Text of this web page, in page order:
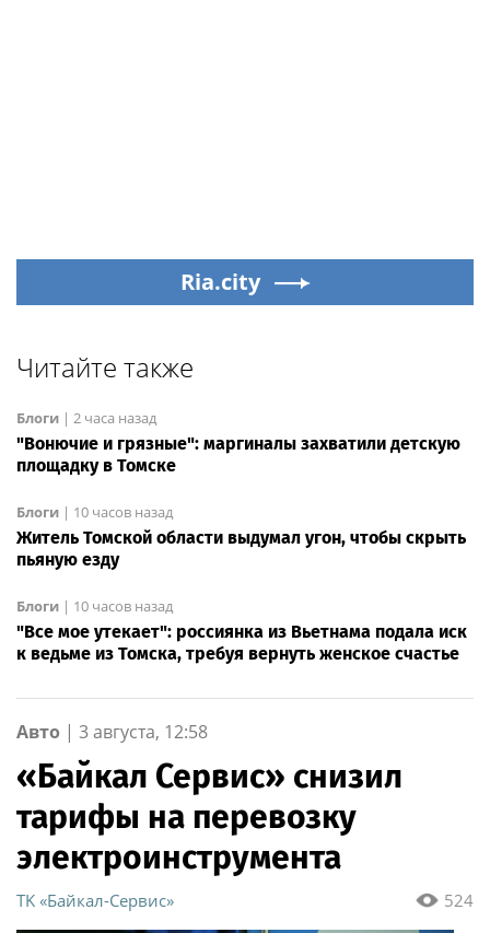
Ria.city
Читайте также
Блоги | 2 часа назад
"Вонючие и грязные": маргиналы захватили детскую
площадку в Томске
Блоги | 10 часов назад
Житель Томской области выдумал угон, чтобы скрыть
пьяную езду
Блоги | 10 часов назад
"Все мое утекает": россиянка из Вьетнама подала иск
к ведьме из Томска, требуя вернуть женское счастье
Авто | 3 августа, 12:58
«Байкал Сервис» снизил
тарифы на перевозку
электроинструмента
524
ТK «Байкал-Сервис»